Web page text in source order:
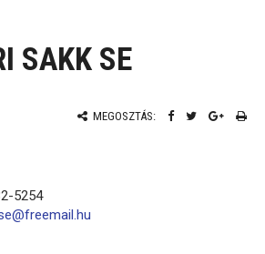
SAKK SE
MEGOSZTÁS:
5254